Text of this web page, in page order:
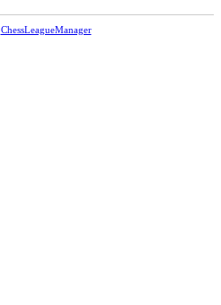
ChessLeagueManager